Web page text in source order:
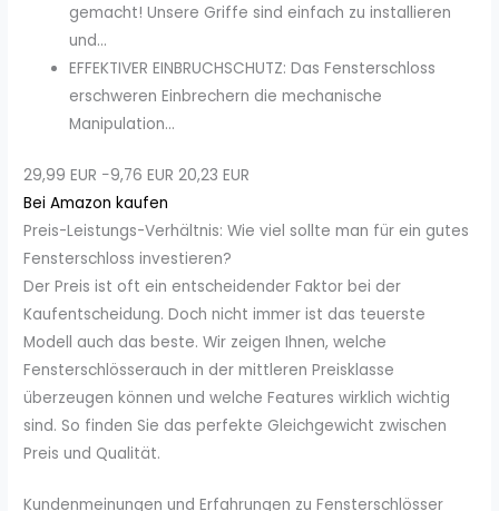
gemacht! Unsere Griffe sind einfach zu installieren
und...
EFFEKTIVER EINBRUCHSCHUTZ: Das Fensterschloss
erschweren Einbrechern die mechanische
Manipulation...
29,99 EUR −9,76 EUR 20,23 EUR
Bei Amazon kaufen
Preis-Leistungs-Verhältnis: Wie viel sollte man für ein gutes
Fensterschloss investieren?
Der Preis ist oft ein entscheidender Faktor bei der
Kaufentscheidung. Doch nicht immer ist das teuerste
Modell auch das beste. Wir zeigen Ihnen, welche
Fensterschlösserauch in der mittleren Preisklasse
überzeugen können und welche Features wirklich wichtig
sind. So finden Sie das perfekte Gleichgewicht zwischen
Preis und Qualität.
Kundenmeinungen und Erfahrungen zu Fensterschlösser